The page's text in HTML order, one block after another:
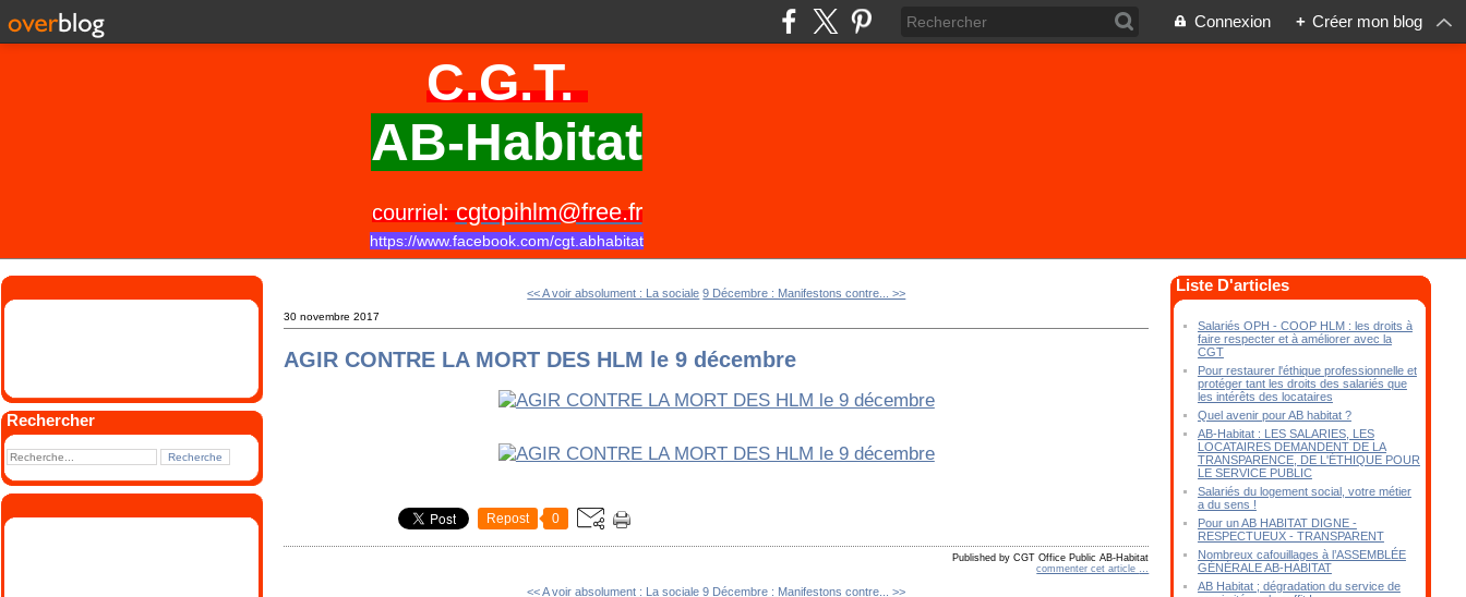
Connexion + Créer mon blog
C.G.T.
AB-Habitat
courriel:cgtopihlm@free.fr
https://www.facebook.com/cgt.abhabitat
Rechercher
<< A voir absolument : La sociale 9 Décembre : Manifestons contre... >>
30 novembre 2017
AGIR CONTRE LA MORT DES HLM le 9 décembre
Repost 0
Published by CGT Office Public AB-Habitat
commenter cet article …
<< A voir absolument : La sociale 9 Décembre : Manifestons contre... >>
Liste D'articles
Salariés OPH - COOP HLM : les droits à
faire respecter et à améliorer avec la
CGT
Pour restaurer l'éthique professionnelle et
protéger tant les droits des salariés que
les intérêts des locataires
Quel avenir pour AB habitat ?
AB-Habitat : LES SALARIES, LES
LOCATAIRES DEMANDENT DE LA
TRANSPARENCE, DE L'ÉTHIQUE POUR
LE SERVICE PUBLIC
Salariés du logement social, votre métier
a du sens !
Pour un AB HABITAT DIGNE -
RESPECTUEUX - TRANSPARENT
Nombreux cafouillages à l’ASSEMBLÉE
GÉNÉRALE AB-HABITAT
AB Habitat ; dégradation du service de